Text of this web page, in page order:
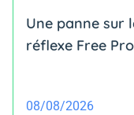
Une panne sur
réflexe Free
08/08/2026